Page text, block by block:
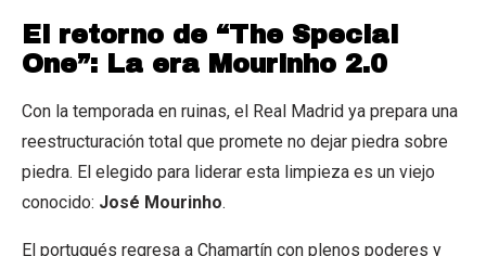
El retorno de “The Special
One”: La era Mourinho 2.0
Con la temporada en ruinas, el Real Madrid ya prepara una
reestructuración total que promete no dejar piedra sobre
piedra. El elegido para liderar esta limpieza es un viejo
conocido: José Mourinho.
El portugués regresa a Chamartín con plenos poderes y